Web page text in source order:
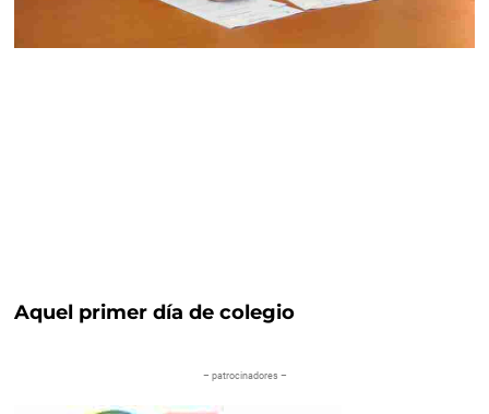
Aquel primer día de colegio
– patrocinadores –